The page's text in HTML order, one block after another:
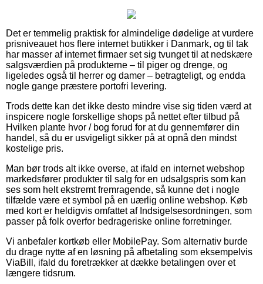
Det er temmelig praktisk for almindelige dødelige at vurdere
prisniveauet hos flere internet butikker i Danmark, og til tak
har masser af internet firmaer set sig tvunget til at nedskære
salgsværdien på produkterne – til piger og drenge, og
ligeledes også til herrer og damer – betragteligt, og endda
nogle gange præstere portofri levering.
Trods dette kan det ikke desto mindre vise sig tiden værd at
inspicere nogle forskellige shops på nettet efter tilbud på
Hvilken plante hvor / bog forud for at du gennemfører din
handel, så du er usvigeligt sikker på at opnå den mindst
kostelige pris.
Man bør trods alt ikke overse, at ifald en internet webshop
markedsfører produkter til salg for en udsalgspris som kan
ses som helt ekstremt fremragende, så kunne det i nogle
tilfælde være et symbol på en uærlig online webshop. Køb
med kort er heldigvis omfattet af Indsigelsesordningen, som
passer på folk overfor bedrageriske online forretninger.
Vi anbefaler kortkøb eller MobilePay. Som alternativ burde
du drage nytte af en løsning på afbetaling som eksempelvis
ViaBill, ifald du foretrækker at dække betalingen over et
længere tidsrum.